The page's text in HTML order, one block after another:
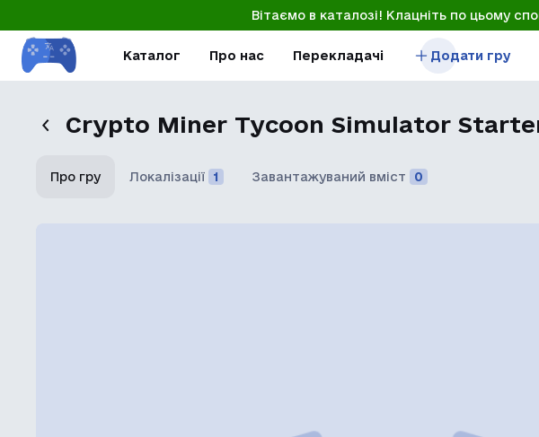
Вітаємо в каталозі! Клацніть по цьому
Каталог Про нас Перекладачі Додати гру
Crypto Miner Tycoon Simulator
Про гру Локалізації 1 Завантажуваний вміст 0